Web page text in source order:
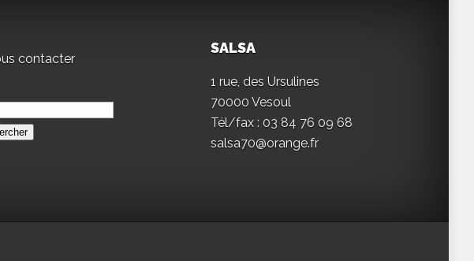
contacter
:
SALSA
1 rue, des Ursulines
70000 Vesoul
Tél/fax : 03 84 76 09 68
salsa70@orange.fr